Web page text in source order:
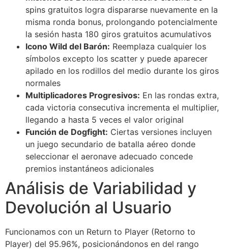
panel
panel
panel
panel
panel
panel
panel
panel
panel
panel
panel
spins gratuitos logra dispararse nuevamente en la
misma ronda bonus, prolongando potencialmente
la sesión hasta 180 giros gratuitos acumulativos
Icono Wild del Barón: Reemplaza cualquier los
símbolos excepto los scatter y puede aparecer
apilado en los rodillos del medio durante los giros
normales
Multiplicadores Progresivos: En las rondas extra,
cada victoria consecutiva incrementa el multiplier,
llegando a hasta 5 veces el valor original
Función de Dogfight: Ciertas versiones incluyen
un juego secundario de batalla aéreo donde
seleccionar el aeronave adecuado concede
premios instantáneos adicionales
Análisis de Variabilidad y
Devolución al Usuario
Funcionamos con un Return to Player (Retorno to
Player) del 95.96%, posicionándonos en del rango